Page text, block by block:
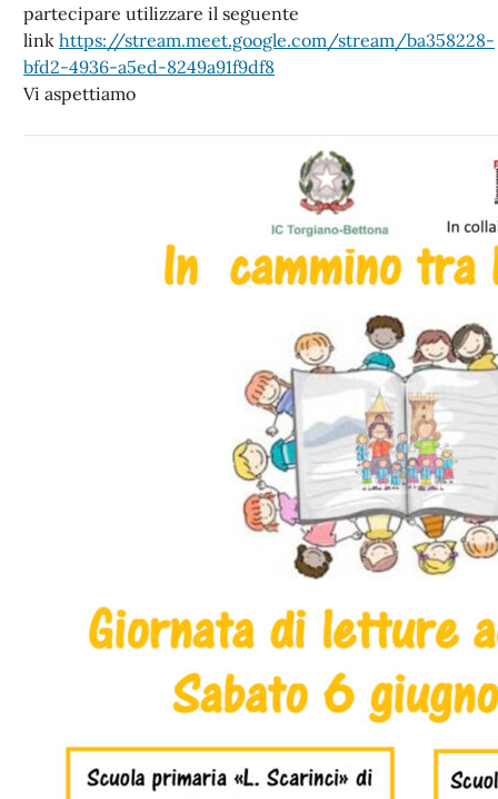
partecipare utilizzare il seguente
link https://stream.meet.google.com/stream/ba358228-
bfd2-4936-a5ed-8249a91f9df8
Vi aspettiamo